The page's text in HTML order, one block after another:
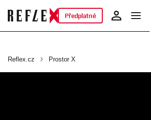
Předplatné
Reflex.cz Prostor X